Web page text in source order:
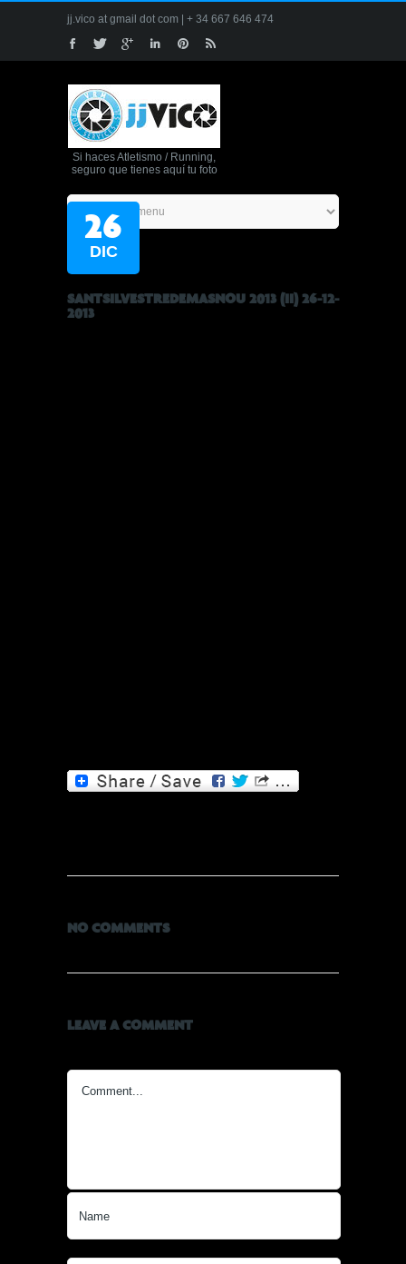
jj.vico at gmail dot com | + 34 667 646 474
Si haces Atletismo / Running,
seguro que tienes aquí tu foto
26
DIC
SANTSILVESTREDEMASNOU 2013 (II) 26-12-
2013
NO COMMENTS
LEAVE A COMMENT